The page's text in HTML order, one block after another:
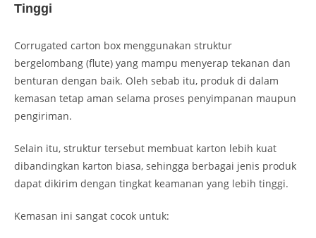
Tinggi
Corrugated carton box menggunakan struktur
bergelombang (flute) yang mampu menyerap tekanan dan
benturan dengan baik. Oleh sebab itu, produk di dalam
kemasan tetap aman selama proses penyimpanan maupun
pengiriman.
Selain itu, struktur tersebut membuat karton lebih kuat
dibandingkan karton biasa, sehingga berbagai jenis produk
dapat dikirim dengan tingkat keamanan yang lebih tinggi.
Kemasan ini sangat cocok untuk: